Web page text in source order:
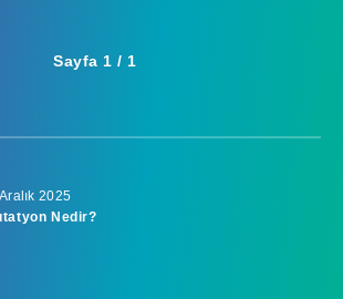
Sayfa 1 / 1
2025
Nedir?